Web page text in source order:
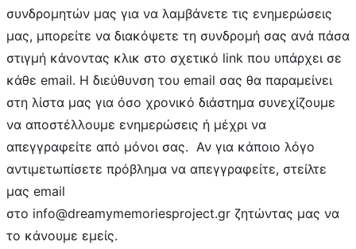
συνδρομητών μας για να λαμβάνετε τις ενημερώσεις
μας, μπορείτε να διακόψετε τη συνδρομή σας ανά πάσα
στιγμή κάνοντας κλικ στο σχετικό link που υπάρχει σε
κάθε email. Η διεύθυνση του email σας θα παραμείνει
στη λίστα μας για όσο χρονικό διάστημα συνεχίζουμε
να αποστέλλουμε ενημερώσεις ή μέχρι να
απεγγραφείτε από μόνοι σας. Αν για κάποιο λόγο
αντιμετωπίσετε πρόβλημα να απεγγραφείτε, στείλτε
μας email
στο info@dreamymemoriesproject.gr ζητώντας μας να
το κάνουμε εμείς.